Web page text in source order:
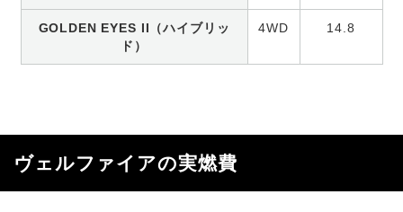
GOLDEN EYES II（ハイブリッ
ド）
4WD 14.8
ヴェルファイアの実燃費